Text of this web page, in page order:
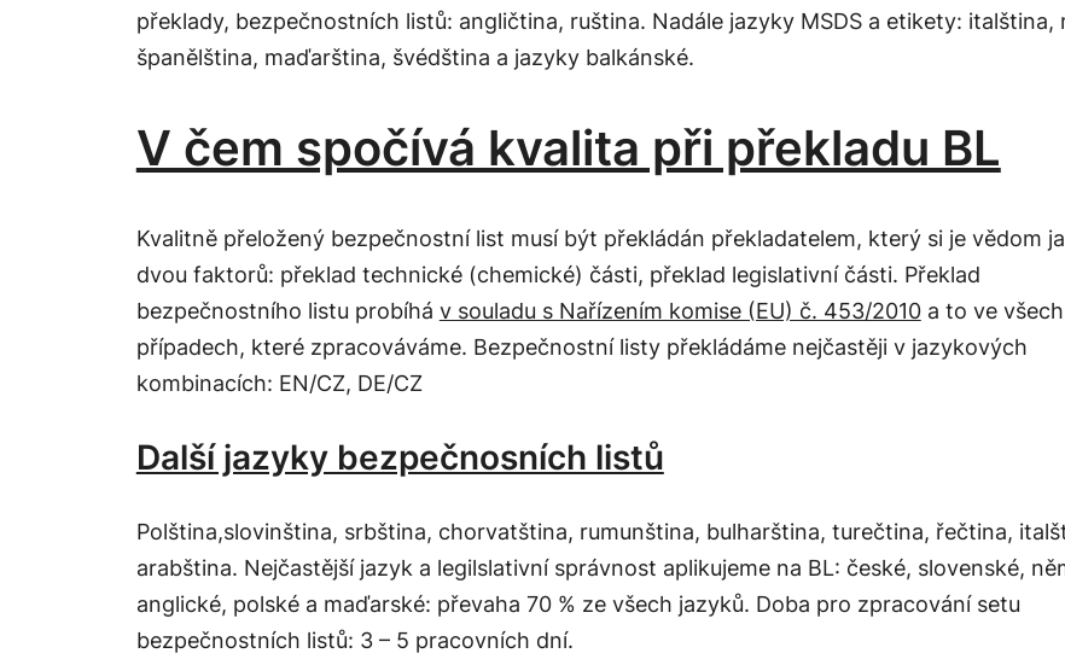
překlady, bezpečnostních listů: angličtina, ruština. Nadále jazyky MSDS a etikety: italština,
španělština, maďarština, švédština a jazyky balkánské.
V čem spočívá kvalita při překladu BL
Kvalitně přeložený bezpečnostní list musí být překládán překladatelem, který si je vědom
dvou faktorů: překlad technické (chemické) části, překlad legislativní části. Překlad
bezpečnostního listu probíhá v souladu s Nařízením komise (EU) č. 453/2010a to ve všech
případech, které zpracováváme. Bezpečnostní listy překládáme nejčastěji v jazykových
kombinacích: EN/CZ, DE/CZ
Další jazyky bezpečnosních listů
Polština,slovinština, srbština, chorvatština, rumunština, bulharština, turečtina, řečtina,
arabština. Nejčastější jazyk a legilslativní správnost aplikujeme na BL: české, slovenské,
anglické, polské a maďarské: převaha 70 % ze všech jazyků. Doba pro zpracování setu
bezpečnostních listů: 3 – 5 pracovních dní.